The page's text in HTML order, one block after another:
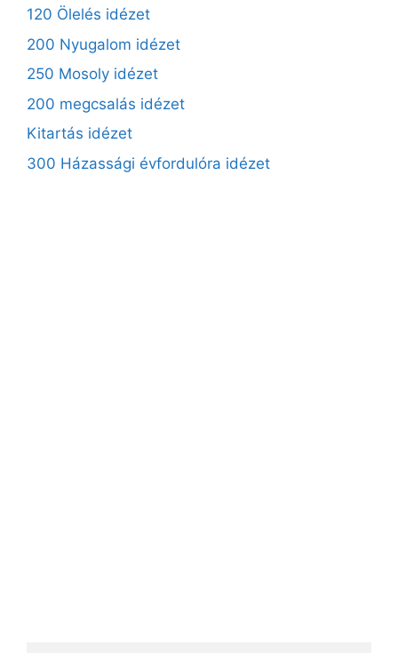
120 Ölelés idézet
200 Nyugalom idézet
250 Mosoly idézet
200 megcsalás idézet
Kitartás idézet
300 Házassági évfordulóra idézet